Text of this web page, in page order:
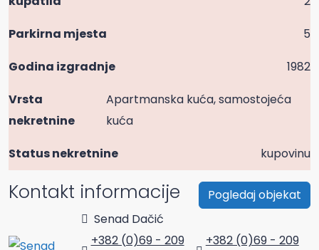
Parkirna mjesta
5
Godina izgradnje
1982
Vrsta
nekretnine
Apartmanska kuća, samostojeća
kuća
Status nekretnine
kupovinu
Kontakt informacije
Pogledaj objekat
Senad Dačić
+382 (0)69 - 209
+382 (0)69 - 209